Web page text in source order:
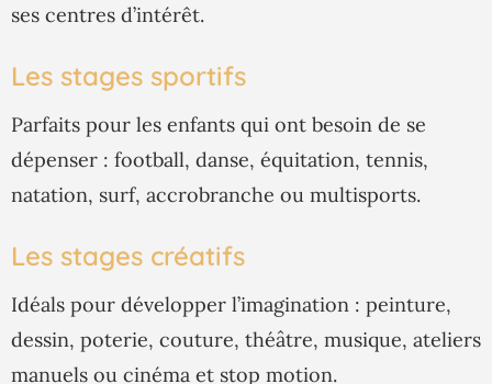
ses centres d’intérêt.
Les stages sportifs
Parfaits pour les enfants qui ont besoin de se
dépenser : football, danse, équitation, tennis,
natation, surf, accrobranche ou multisports.
Les stages créatifs
Idéals pour développer l’imagination : peinture,
dessin, poterie, couture, théâtre, musique, ateliers
manuels ou cinéma et stop motion.